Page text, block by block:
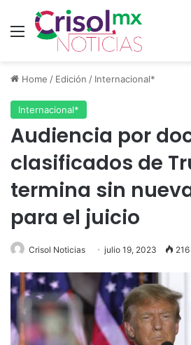
Menu
Home / Edición / Internacional*
Internacional*
Audiencia por
clasificados de
termina sin
para el juicio
Crisol Noticias julio 19, 2023 216